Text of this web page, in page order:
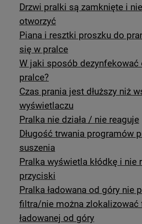
Drzwi pralki są zamknięte i
otworzyć
Piana i resztki proszku do
się w pralce
W jaki sposób dezynfekować
pralce?
Czas prania jest dłuższy niż
wyświetlaczu
Pralka nie działa / nie reaguje
Długość trwania programów
suszenia
Pralka wyświetla kłódkę i nie
przyciski
Pralka ładowana od góry nie
filtra/nie można zlokalizować
ładowanej od góry